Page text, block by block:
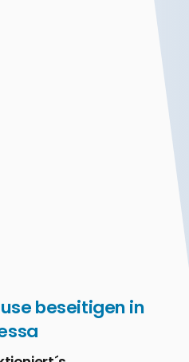
beseitigen in